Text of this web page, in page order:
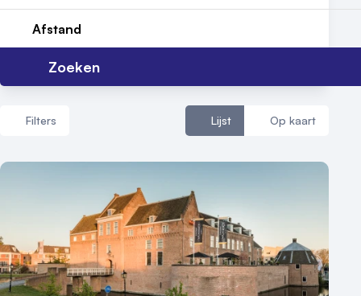
Afstand
Zoeken
Filters Lijst Op kaart
1 - 5 zalen
6 - 10 zalen
10 of meer zalen
Aantal personen